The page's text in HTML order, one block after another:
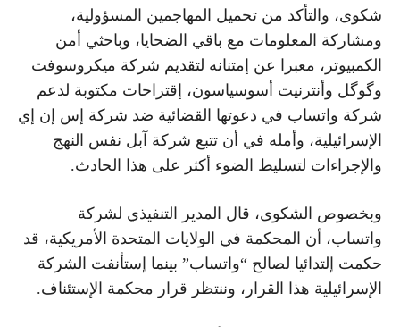
شكوى، والتأكد من تحميل المهاجمين المسؤولية،
ومشاركة المعلومات مع باقي الضحايا، وباحثي أمن
الكمبيوتر، معبرا عن إمتنانه لتقديم شركة ميكروسوفت
وگوگل وأنترنيت أسوسياسون، إقتراحات مكتوبة لدعم
شركة واتساب في دعوتها القضائية ضد شركة إس إن إي
الإسرائيلية، وأمله في أن تتبع شركة آبل نفس النهج
والإجراءات لتسليط الضوء أكثر على هذا الحادث.
وبخصوص الشكوى، قال المدير التنفيذي لشركة
واتساب، أن المحكمة في الولايات المتحدة الأمريكية، قد
حكمت إلتدائيا لصالح “واتساب” بينما إستأنفت الشركة
الإسرائيلية هذا القرار، وننتظر قرار محكمة الإستئناف.